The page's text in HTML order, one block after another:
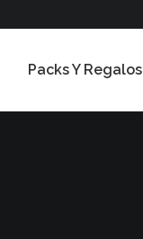
Packs Y Regalos